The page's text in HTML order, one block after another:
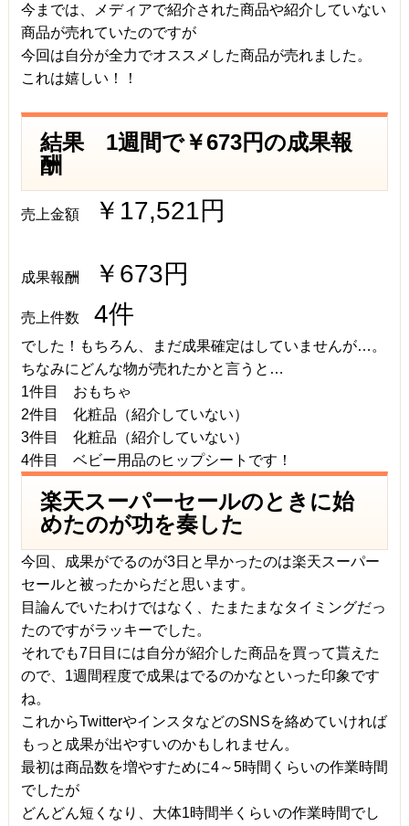
今までは、メディアで紹介された商品や紹介していない
商品が売れていたのですが
今回は自分が全力でオススメした商品が売れました。
これは嬉しい！！
結果 1週間で￥673円の成果報
酬
売上金額 ￥17,521円
成果報酬 ￥673円
売上件数 4件
でした！もちろん、まだ成果確定はしていませんが…。
ちなみにどんな物が売れたかと言うと…
1件目 おもちゃ
2件目 化粧品（紹介していない）
3件目 化粧品（紹介していない）
4件目 ベビー用品のヒップシートです！
楽天スーパーセールのときに始
めたのが功を奏した
今回、成果がでるのが3日と早かったのは楽天スーパー
セールと被ったからだと思います。
目論んでいたわけではなく、たまたまなタイミングだっ
たのですがラッキーでした。
それでも7日目には自分が紹介した商品を買って貰えた
ので、1週間程度で成果はでるのかなといった印象です
ね。
これからTwitterやインスタなどのSNSを絡めていければ
もっと成果が出やすいのかもしれません。
最初は商品数を増やすために4～5時間くらいの作業時間
でしたが
どんどん短くなり、大体1時間半くらいの作業時間でし